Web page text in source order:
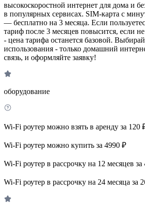
высокоскоростной интернет для дома и
в популярных сервисах. SIM-карта с
— бесплатно на 3 месяца. Если
тариф после 3 месяцев повысится, если не
- цена тарифа останется базовой.
использования - только домашний
связь, и оформляйте заявку!
оборудование
Wi-Fi роутер можно взять в аренду за 120
Wi-Fi роутер можно купить за 4990 ₽
Wi-Fi роутер в рассрочку на 12 месяцев
Wi-Fi роутер в рассрочку на 24 месяца за